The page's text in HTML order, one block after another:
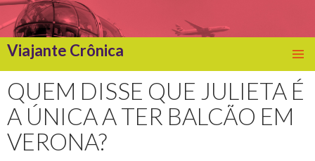
Viajante Crônica
TO
CONTENT
QUEM DISSE QUE JULIETA É
A ÚNICA A TER BALCÃO EM
VERONA?